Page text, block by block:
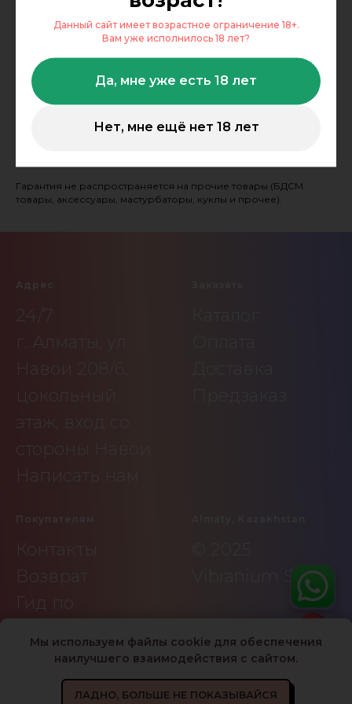
Данный сайт имеет возрастное ограничение 18+.
Вам уже исполнилось 18 лет?
Да, мне уже есть 18 лет
Нет, мне ещё нет 18 лет
Мы используем файлы cookie для обеспечения
наилучшего взаимодействия с сайтом.
ЛАДНО, БОЛЬШЕ НЕ ПОКАЗЫВАЙСЯ
Гарантия
Vibranium Shop предоставляет гарантию 6 месяцев с момента
покупки на игрушки официальных брендов со встроенным
аккумулятором.
Гарантия не распространяется на прочие товары (БДСМ
товары, аксессуары, мастурбаторы, куклы и прочее).
Адрес
24/7
г. Алматы, ул.
Навои 208/6,
цокольный
этаж, вход со
стороны Навои
Написать нам
Покупателям
Контакты
Возврат
Гид по
Vibranium Shop